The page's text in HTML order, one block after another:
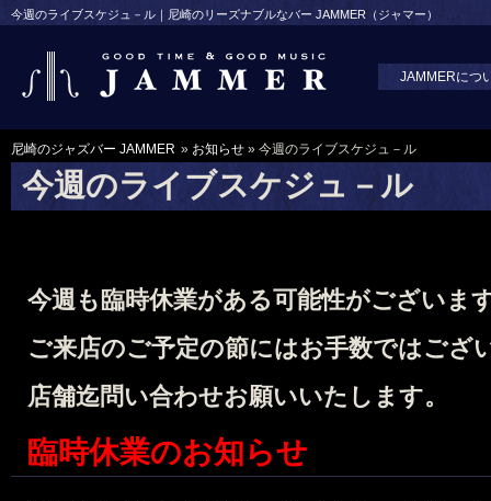
今週のライブスケジュ－ル｜尼崎のリーズナブルなバー JAMMER（ジャマー）
JAMMERにつ
尼崎のジャズバー JAMMER » お知らせ » 今週のライブスケジュ－ル
今週のライブスケジュ－ル
今週も臨時休業がある可能性がございま
ご来店のご予定の節にはお手数ではござ
店舗迄問い合わせお願いいたします。
臨時休業のお知らせ